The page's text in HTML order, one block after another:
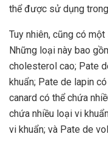
thể được sử dụng
Tuy nhiên, cũng có
Những loại này bao
cholesterol cao; Pate
khuẩn; Pate de lapin
canard có thể chứa
chứa nhiều loại vi
vi khuẩn; và Pate de